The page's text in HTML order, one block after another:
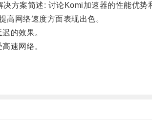
案简述: 讨论Komi加速器的性能优势
网络速度方面表现出色。
的效果。
速网络。